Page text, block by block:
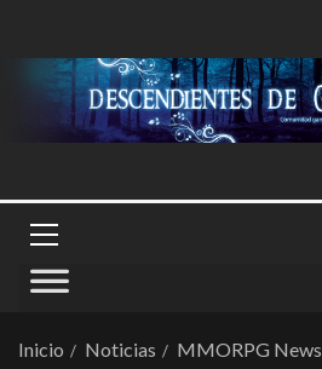
Inicio Noticias
MMORPG News